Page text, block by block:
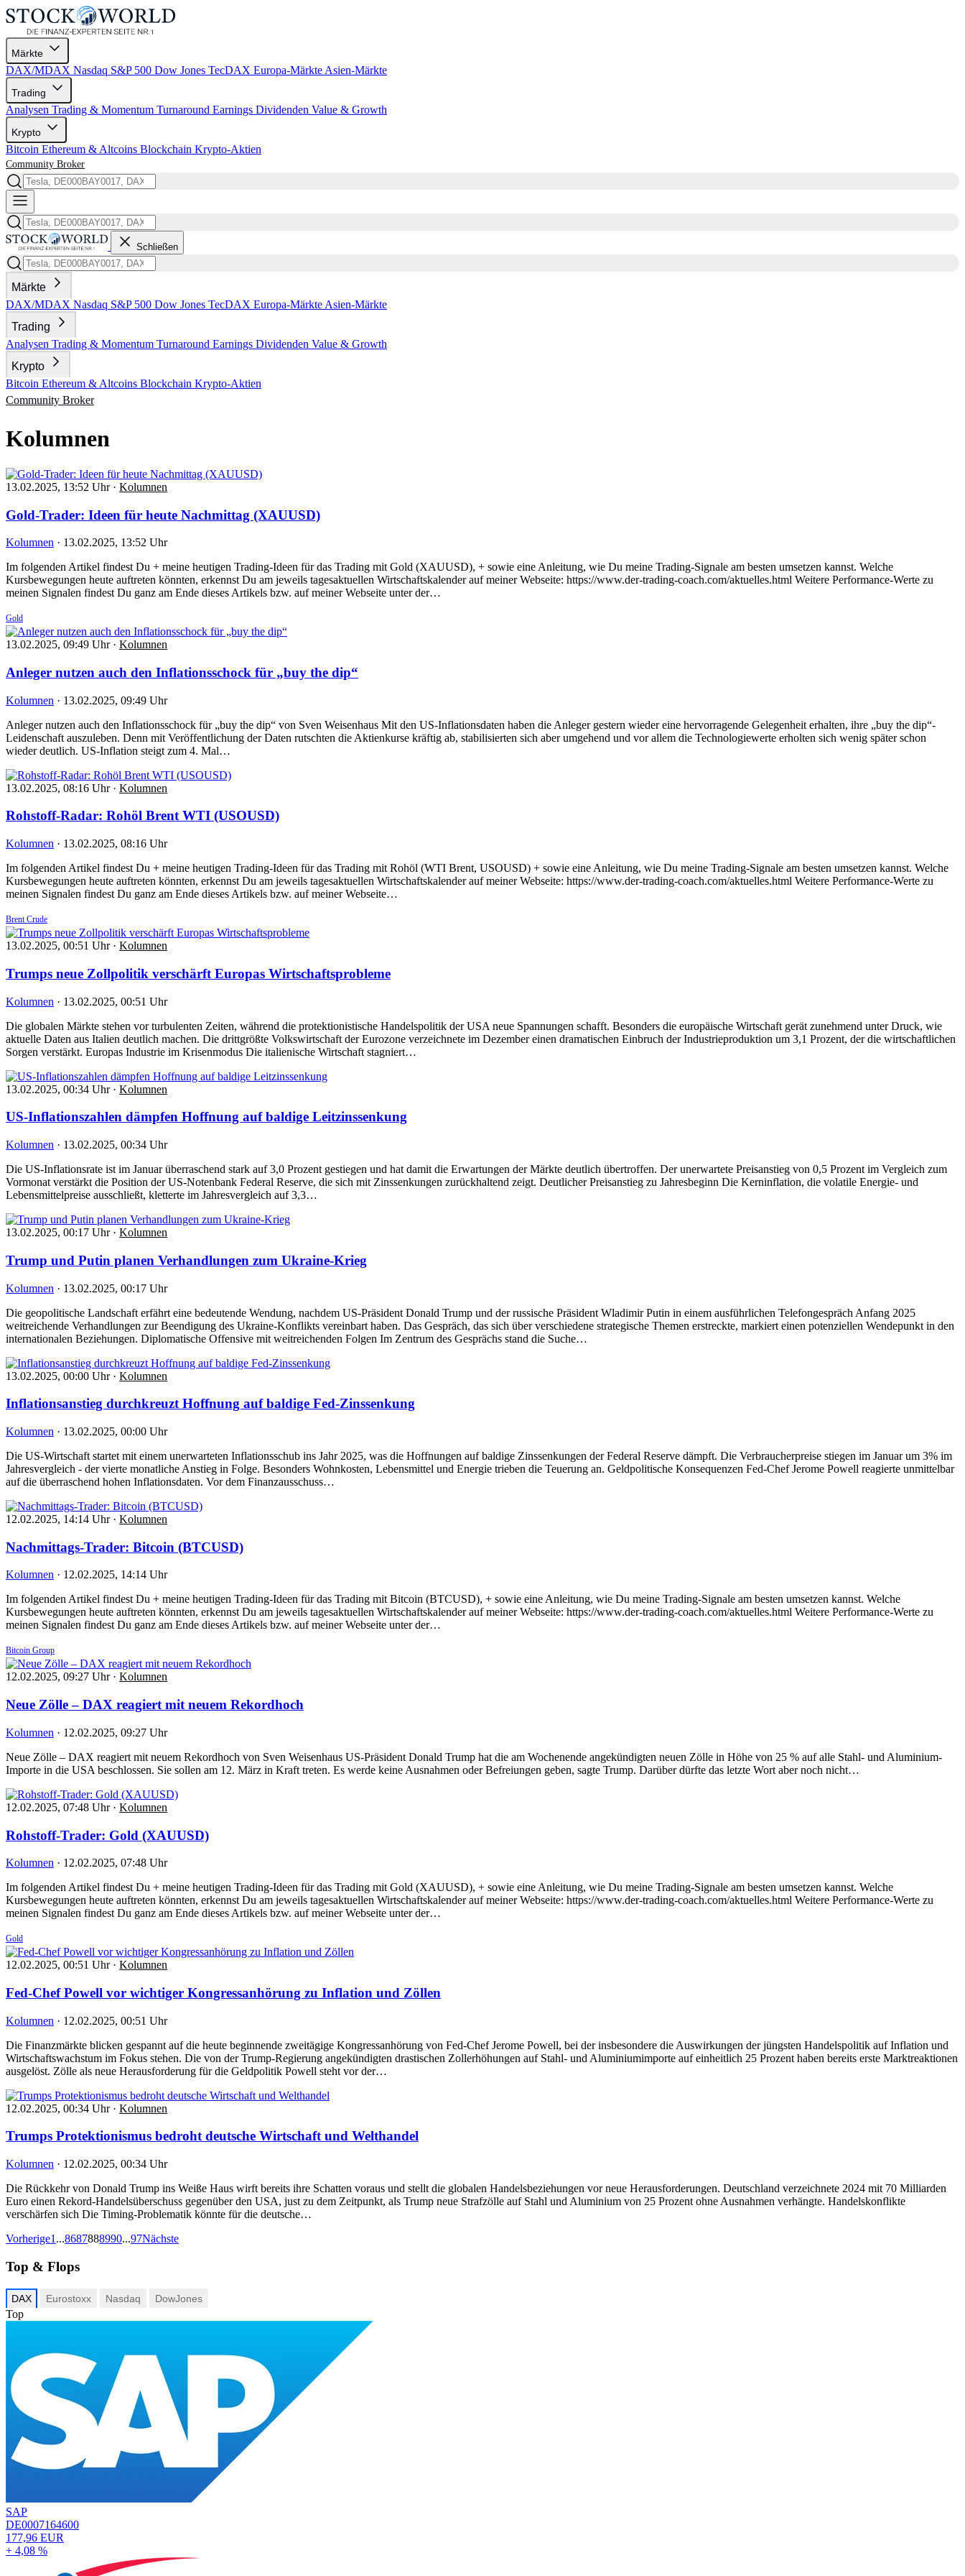
Märkte
DAX/MDAX Nasdaq S&P 500 Dow Jones TecDAX Europa-Märkte Asien-Märkte
Trading
Analysen Trading & Momentum Turnaround Earnings Dividenden Value & Growth
Krypto
Bitcoin Ethereum & Altcoins Blockchain Krypto-Aktien
Community Broker
Schließen
Märkte
DAX/MDAX Nasdaq S&P 500 Dow Jones TecDAX Europa-Märkte Asien-Märkte
Trading
Analysen Trading & Momentum Turnaround Earnings Dividenden Value & Growth
Krypto
Bitcoin Ethereum & Altcoins Blockchain Krypto-Aktien
Community Broker
Kolumnen
13.02.2025, 13:52 Uhr · Kolumnen
Gold-Trader: Ideen für heute Nachmittag (XAUUSD)
Kolumnen · 13.02.2025, 13:52 Uhr
Im folgenden Artikel findest Du + meine heutigen Trading-Ideen für das Trading mit Gold (XAUUSD), + sowie eine Anleitung, wie Du meine Trading-Signale am besten umsetzen kannst. Welche
Kursbewegungen heute auftreten könnten, erkennst Du am jeweils tagesaktuellen Wirtschaftskalender auf meiner Webseite: https://www.der-trading-coach.com/aktuelles.html Weitere Performance-Werte zu
meinen Signalen findest Du ganz am Ende dieses Artikels bzw. auf meiner Webseite unter der…
Gold
13.02.2025, 09:49 Uhr · Kolumnen
Anleger nutzen auch den Inflationsschock für „buy the dip“
Kolumnen · 13.02.2025, 09:49 Uhr
Anleger nutzen auch den Inflationsschock für „buy the dip“ von Sven Weisenhaus Mit den US-Inflationsdaten haben die Anleger gestern wieder eine hervorragende Gelegenheit erhalten, ihre „buy the dip“-
Leidenschaft auszuleben. Denn mit Veröffentlichung der Daten rutschten die Aktienkurse kräftig ab, stabilisierten sich aber umgehend und vor allem die Technologiewerte erholten sich wenig später schon
wieder deutlich. US-Inflation steigt zum 4. Mal…
13.02.2025, 08:16 Uhr · Kolumnen
Rohstoff-Radar: Rohöl Brent WTI (USOUSD)
Kolumnen · 13.02.2025, 08:16 Uhr
Im folgenden Artikel findest Du + meine heutigen Trading-Ideen für das Trading mit Rohöl (WTI Brent, USOUSD) + sowie eine Anleitung, wie Du meine Trading-Signale am besten umsetzen kannst. Welche
Kursbewegungen heute auftreten könnten, erkennst Du am jeweils tagesaktuellen Wirtschaftskalender auf meiner Webseite: https://www.der-trading-coach.com/aktuelles.html Weitere Performance-Werte zu
meinen Signalen findest Du ganz am Ende dieses Artikels bzw. auf meiner Webseite…
Brent Crude
13.02.2025, 00:51 Uhr · Kolumnen
Trumps neue Zollpolitik verschärft Europas Wirtschaftsprobleme
Kolumnen · 13.02.2025, 00:51 Uhr
Die globalen Märkte stehen vor turbulenten Zeiten, während die protektionistische Handelspolitik der USA neue Spannungen schafft. Besonders die europäische Wirtschaft gerät zunehmend unter Druck, wie
aktuelle Daten aus Italien deutlich machen. Die drittgrößte Volkswirtschaft der Eurozone verzeichnete im Dezember einen dramatischen Einbruch der Industrieproduktion um 3,1 Prozent, der die wirtschaftlichen
Sorgen verstärkt. Europas Industrie im Krisenmodus Die italienische Wirtschaft stagniert…
13.02.2025, 00:34 Uhr · Kolumnen
US-Inflationszahlen dämpfen Hoffnung auf baldige Leitzinssenkung
Kolumnen · 13.02.2025, 00:34 Uhr
Die US-Inflationsrate ist im Januar überraschend stark auf 3,0 Prozent gestiegen und hat damit die Erwartungen der Märkte deutlich übertroffen. Der unerwartete Preisanstieg von 0,5 Prozent im Vergleich zum
Vormonat verstärkt die Position der US-Notenbank Federal Reserve, die sich mit Zinssenkungen zurückhaltend zeigt. Deutlicher Preisanstieg zu Jahresbeginn Die Kerninflation, die volatile Energie- und
Lebensmittelpreise ausschließt, kletterte im Jahresvergleich auf 3,3…
13.02.2025, 00:17 Uhr · Kolumnen
Trump und Putin planen Verhandlungen zum Ukraine-Krieg
Kolumnen · 13.02.2025, 00:17 Uhr
Die geopolitische Landschaft erfährt eine bedeutende Wendung, nachdem US-Präsident Donald Trump und der russische Präsident Wladimir Putin in einem ausführlichen Telefongespräch Anfang 2025
weitreichende Verhandlungen zur Beendigung des Ukraine-Konflikts vereinbart haben. Das Gespräch, das sich über verschiedene strategische Themen erstreckte, markiert einen potenziellen Wendepunkt in den
internationalen Beziehungen. Diplomatische Offensive mit weitreichenden Folgen Im Zentrum des Gesprächs stand die Suche…
13.02.2025, 00:00 Uhr · Kolumnen
Inflationsanstieg durchkreuzt Hoffnung auf baldige Fed-Zinssenkung
Kolumnen · 13.02.2025, 00:00 Uhr
Die US-Wirtschaft startet mit einem unerwarteten Inflationsschub ins Jahr 2025, was die Hoffnungen auf baldige Zinssenkungen der Federal Reserve dämpft. Die Verbraucherpreise stiegen im Januar um 3% im
Jahresvergleich - der vierte monatliche Anstieg in Folge. Besonders Wohnkosten, Lebensmittel und Energie trieben die Teuerung an. Geldpolitische Konsequenzen Fed-Chef Jerome Powell reagierte unmittelbar
auf die überraschend hohen Inflationsdaten. Vor dem Finanzausschuss…
12.02.2025, 14:14 Uhr · Kolumnen
Nachmittags-Trader: Bitcoin (BTCUSD)
Kolumnen · 12.02.2025, 14:14 Uhr
Im folgenden Artikel findest Du + meine heutigen Trading-Ideen für das Trading mit Bitcoin (BTCUSD), + sowie eine Anleitung, wie Du meine Trading-Signale am besten umsetzen kannst. Welche
Kursbewegungen heute auftreten könnten, erkennst Du am jeweils tagesaktuellen Wirtschaftskalender auf meiner Webseite: https://www.der-trading-coach.com/aktuelles.html Weitere Performance-Werte zu
meinen Signalen findest Du ganz am Ende dieses Artikels bzw. auf meiner Webseite unter der…
Bitcoin Group
12.02.2025, 09:27 Uhr · Kolumnen
Neue Zölle – DAX reagiert mit neuem Rekordhoch
Kolumnen · 12.02.2025, 09:27 Uhr
Neue Zölle – DAX reagiert mit neuem Rekordhoch von Sven Weisenhaus US-Präsident Donald Trump hat die am Wochenende angekündigten neuen Zölle in Höhe von 25 % auf alle Stahl- und Aluminium-
Importe in die USA beschlossen. Sie sollen am 12. März in Kraft treten. Es werde keine Ausnahmen oder Befreiungen geben, sagte Trump. Darüber dürfte das letzte Wort aber noch nicht…
12.02.2025, 07:48 Uhr · Kolumnen
Rohstoff-Trader: Gold (XAUUSD)
Kolumnen · 12.02.2025, 07:48 Uhr
Im folgenden Artikel findest Du + meine heutigen Trading-Ideen für das Trading mit Gold (XAUUSD), + sowie eine Anleitung, wie Du meine Trading-Signale am besten umsetzen kannst. Welche
Kursbewegungen heute auftreten könnten, erkennst Du am jeweils tagesaktuellen Wirtschaftskalender auf meiner Webseite: https://www.der-trading-coach.com/aktuelles.html Weitere Performance-Werte zu
meinen Signalen findest Du ganz am Ende dieses Artikels bzw. auf meiner Webseite unter der…
Gold
12.02.2025, 00:51 Uhr · Kolumnen
Fed-Chef Powell vor wichtiger Kongressanhörung zu Inflation und Zöllen
Kolumnen · 12.02.2025, 00:51 Uhr
Die Finanzmärkte blicken gespannt auf die heute beginnende zweitägige Kongressanhörung von Fed-Chef Jerome Powell, bei der insbesondere die Auswirkungen der jüngsten Handelspolitik auf Inflation und
Wirtschaftswachstum im Fokus stehen. Die von der Trump-Regierung angekündigten drastischen Zollerhöhungen auf Stahl- und Aluminiumimporte auf einheitlich 25 Prozent haben bereits erste Marktreaktionen
ausgelöst. Zölle als neue Herausforderung für die Geldpolitik Powell steht vor der…
12.02.2025, 00:34 Uhr · Kolumnen
Trumps Protektionismus bedroht deutsche Wirtschaft und Welthandel
Kolumnen · 12.02.2025, 00:34 Uhr
Die Rückkehr von Donald Trump ins Weiße Haus wirft bereits ihre Schatten voraus und stellt die globalen Handelsbeziehungen vor neue Herausforderungen. Deutschland verzeichnete 2024 mit 70 Milliarden
Euro einen Rekord-Handelsüberschuss gegenüber den USA, just zu dem Zeitpunkt, als Trump neue Strafzölle auf Stahl und Aluminium von 25 Prozent ohne Ausnahmen verhängte. Handelskonflikte
verschärfen sich Die Timing-Problematik könnte für die deutsche…
Vorherige1 ...8687888990...97Nächste
Top & Flops
DAX Eurostoxx Nasdaq DowJones
Top
SAP
DE0007164600
177,96 EUR
+ 4,08 %